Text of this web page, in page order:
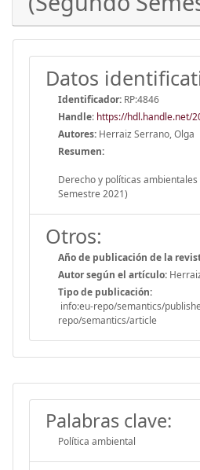
Datos
Identificador: RP:4846
Handle: https://hdl.handle.net/
Autores: Herraiz Serrano, Olga
Resumen:
Derecho y políticas
Semestre 2021)
Otros:
Año de publicación de la
Autor según el artículo:
Tipo de publicación:
info:eu-repo/semantics/
repo/semantics/article
Palabras clave:
Política ambiental